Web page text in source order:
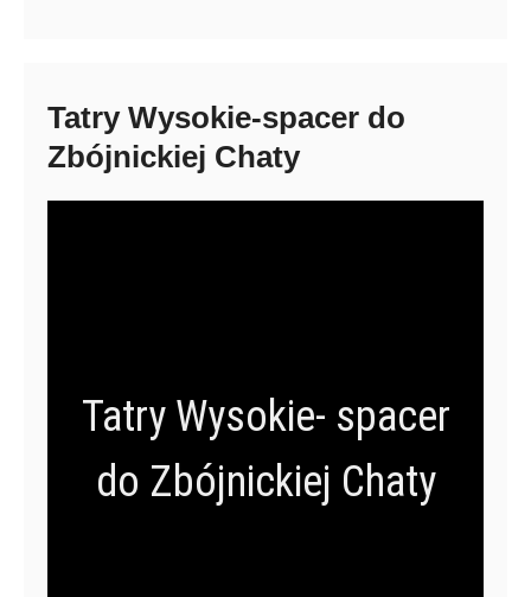
Tatry Wysokie-spacer do
Zbójnickiej Chaty
Tatry Wysokie- spacer
do Zbójnickiej Chaty